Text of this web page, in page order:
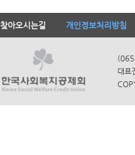
찾아오시는길 개인정보처리방침
대표